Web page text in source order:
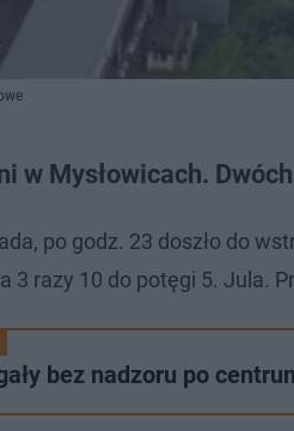
w Mysłowicach.
po godz. 23 doszło do
3 razy 10 do potęgi 5. Jula.
bez nadzoru po